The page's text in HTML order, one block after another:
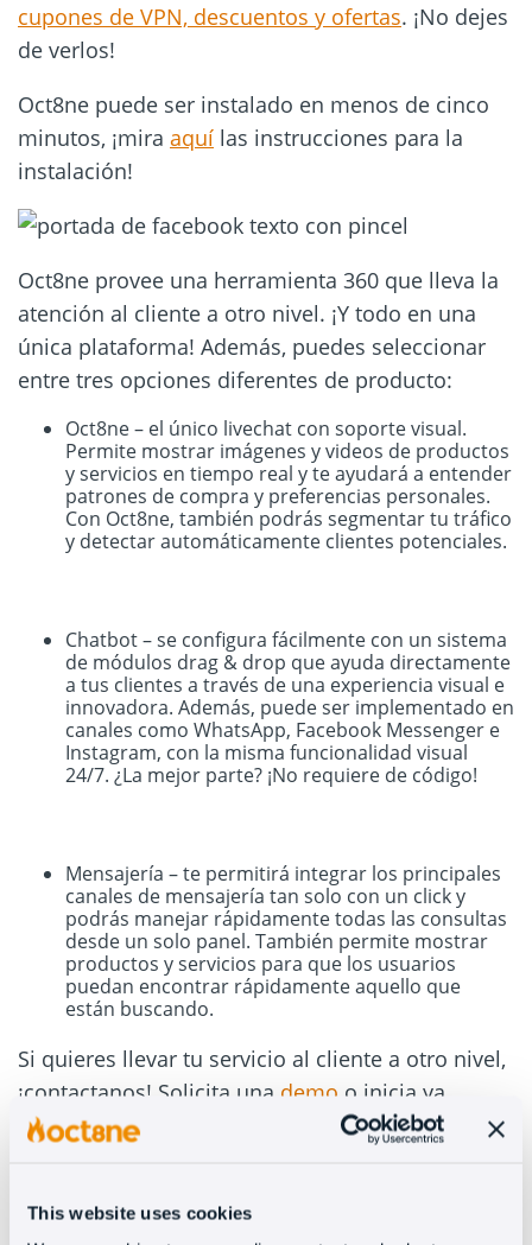
This website uses cookies
cupones de VPN, descuentos y ofertas. ¡No dejes
de verlos!
Oct8ne puede ser instalado en menos de cinco
minutos, ¡mira aquí las instrucciones para la
instalación!
Oct8ne provee una herramienta 360 que lleva la
atención al cliente a otro nivel. ¡Y todo en una
única plataforma! Además, puedes seleccionar
entre tres opciones diferentes de producto:
Oct8ne – el único livechat con soporte visual.
Permite mostrar imágenes y videos de productos
y servicios en tiempo real y te ayudará a entender
patrones de compra y preferencias personales.
Con Oct8ne, también podrás segmentar tu tráfico
y detectar automáticamente clientes potenciales.
Chatbot – se configura fácilmente con un sistema
de módulos drag & drop que ayuda directamente
a tus clientes a través de una experiencia visual e
innovadora. Además, puede ser implementado en
canales como WhatsApp, Facebook Messenger e
Instagram, con la misma funcionalidad visual
24/7. ¿La mejor parte? ¡No requiere de código!
Mensajería – te permitirá integrar los principales
canales de mensajería tan solo con un click y
podrás manejar rápidamente todas las consultas
desde un solo panel. También permite mostrar
productos y servicios para que los usuarios
puedan encontrar rápidamente aquello que
están buscando.
Si quieres llevar tu servicio al cliente a otro nivel,
¡contactanos! Solicita una demo o inicia ya
mismo tuprueba gratuita